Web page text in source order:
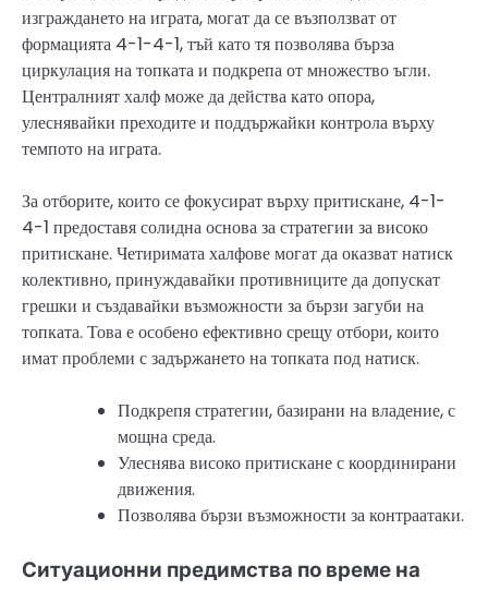
изграждането на играта, могат да се възползват от
формацията 4-1-4-1, тъй като тя позволява бърза
циркулация на топката и подкрепа от множество ъгли.
Централният халф може да действа като опора,
улеснявайки преходите и поддържайки контрола върху
темпото на играта.
За отборите, които се фокусират върху притискане, 4-1-
4-1 предоставя солидна основа за стратегии за високо
притискане. Четиримата халфове могат да оказват натиск
колективно, принуждавайки противниците да допускат
грешки и създавайки възможности за бързи загуби на
топката. Това е особено ефективно срещу отбори, които
имат проблеми с задържането на топката под натиск.
Подкрепя стратегии, базирани на владение, с
мощна среда.
Улеснява високо притискане с координирани
движения.
Позволява бързи възможности за контраатаки.
Ситуационни предимства по време на